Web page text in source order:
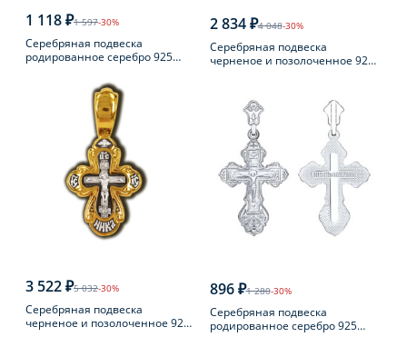
1 118 ₽1 597-30%
Серебряная подвеска
родированное серебро 925
2 834 ₽4 048-30%
Серебряная подвеска
черненое и позолоченное 925
3 522 ₽5 032-30%
Серебряная подвеска
черненое и позолоченное 925
896 ₽1 280-30%
Серебряная подвеска
родированное серебро 925